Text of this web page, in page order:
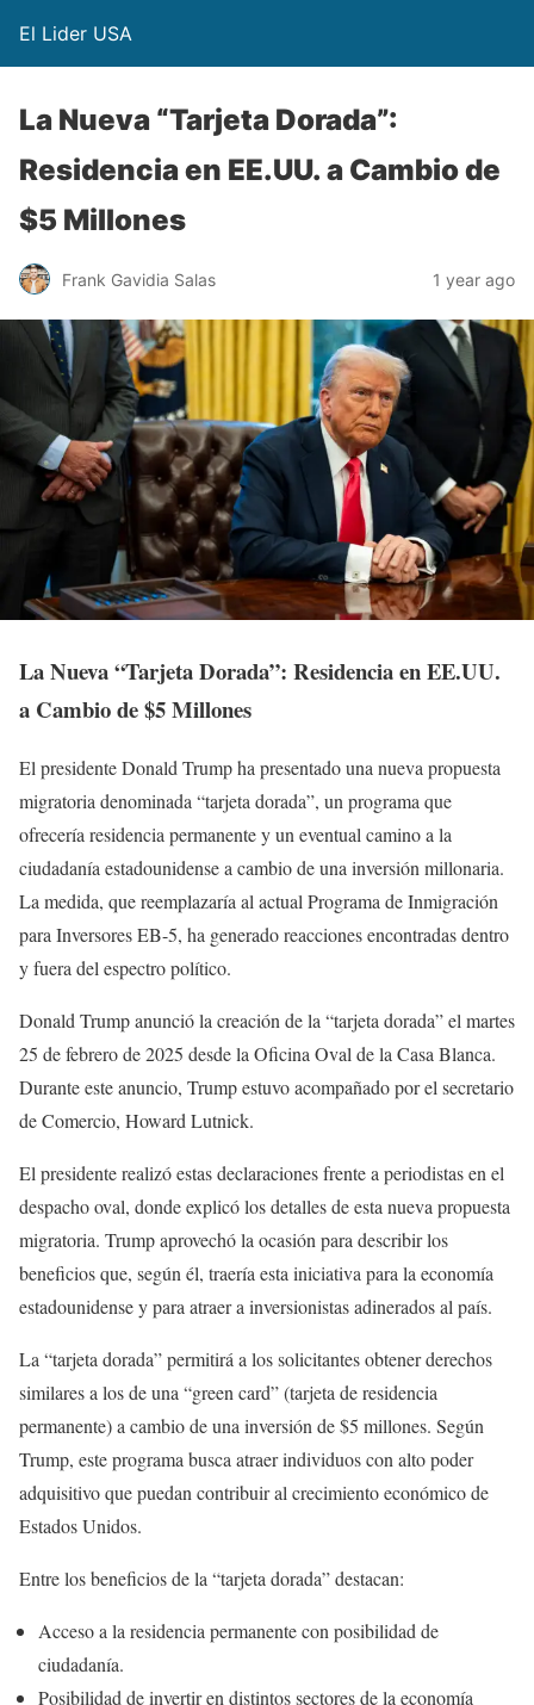
El Lider USA
La Nueva “Tarjeta Dorada”:
Residencia en EE.UU. a Cambio de
$5 Millones
Frank Gavidia Salas 1 year ago
La Nueva “Tarjeta Dorada”: Residencia en EE.UU.
a Cambio de $5 Millones
El presidente Donald Trump ha presentado una nueva propuesta
migratoria denominada “tarjeta dorada”, un programa que
ofrecería residencia permanente y un eventual camino a la
ciudadanía estadounidense a cambio de una inversión millonaria.
La medida, que reemplazaría al actual Programa de Inmigración
para Inversores EB-5, ha generado reacciones encontradas dentro
y fuera del espectro político.
Donald Trump anunció la creación de la “tarjeta dorada” el martes
25 de febrero de 2025 desde la Oficina Oval de la Casa Blanca.
Durante este anuncio, Trump estuvo acompañado por el secretario
de Comercio, Howard Lutnick.
El presidente realizó estas declaraciones frente a periodistas en el
despacho oval, donde explicó los detalles de esta nueva propuesta
migratoria. Trump aprovechó la ocasión para describir los
beneficios que, según él, traería esta iniciativa para la economía
estadounidense y para atraer a inversionistas adinerados al país.
La “tarjeta dorada” permitirá a los solicitantes obtener derechos
similares a los de una “green card” (tarjeta de residencia
permanente) a cambio de una inversión de $5 millones. Según
Trump, este programa busca atraer individuos con alto poder
adquisitivo que puedan contribuir al crecimiento económico de
Estados Unidos.
Entre los beneficios de la “tarjeta dorada” destacan:
Acceso a la residencia permanente con posibilidad de
ciudadanía.
Posibilidad de invertir en distintos sectores de la economía